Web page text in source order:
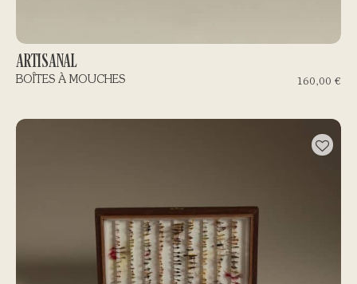
ARTISANAL
160,00 €
BOÎTES À MOUCHES